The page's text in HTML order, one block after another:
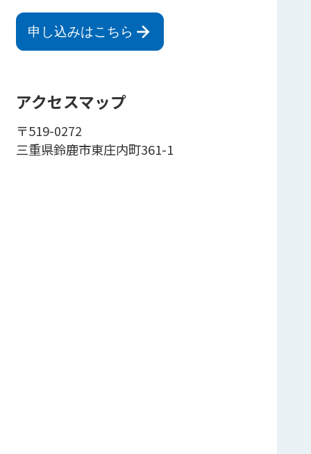
申し込みはこちら
アクセスマップ
〒519-0272
三重県鈴鹿市東庄内町361-1